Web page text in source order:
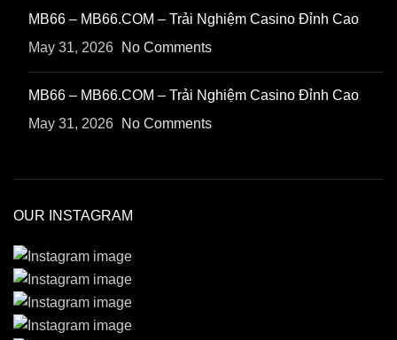
MB66 – MB66.COM – Trải Nghiệm Casino Đỉnh Cao
May 31, 2026
No Comments
MB66 – MB66.COM – Trải Nghiệm Casino Đỉnh Cao
May 31, 2026
No Comments
OUR INSTAGRAM